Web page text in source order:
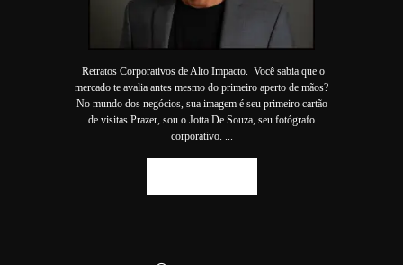
Retratos Corporativos de Alto Impacto. Você sabia que o
mercado te avalia antes mesmo do primeiro aperto de mãos?
No mundo dos negócios, sua imagem é seu primeiro cartão
de visitas.Prazer, sou o Jotta De Souza, seu fotógrafo
corporativo. ...